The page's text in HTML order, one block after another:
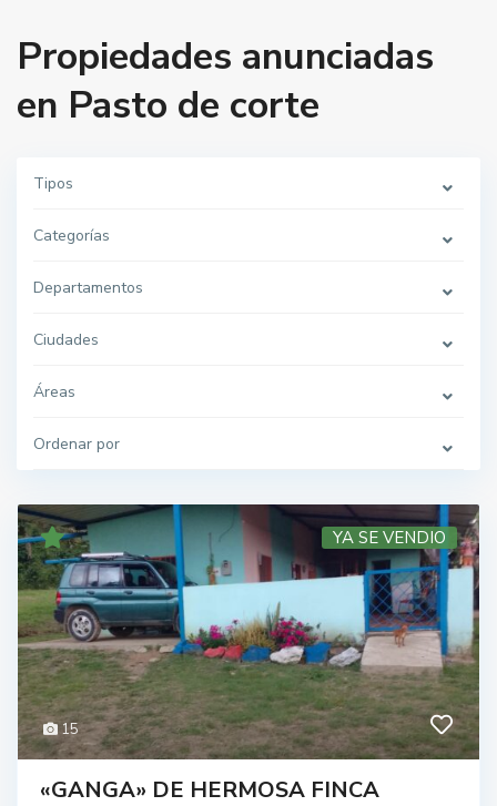
Propiedades anunciadas
en Pasto de corte
Tipos
Categorías
Departamentos
Ciudades
Áreas
Ordenar por
15
YA SE VENDIO
«GANGA» DE HERMOSA FINCA